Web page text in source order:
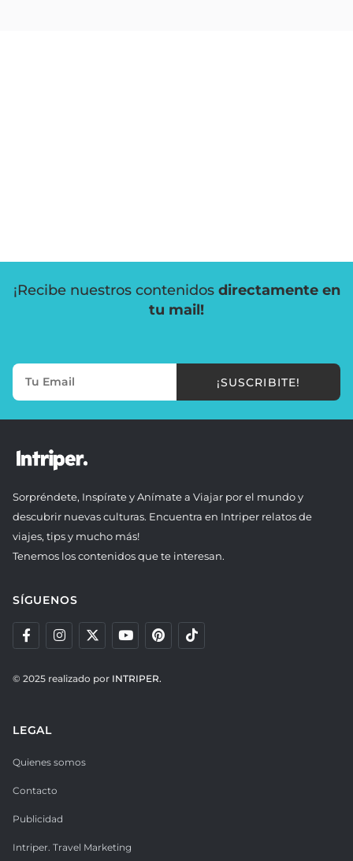
¡Recibe nuestros contenidos directamente en
tu mail!
¡SUSCRIBITE!
Sorpréndete, Inspírate y Anímate a Viajar por el mundo y
descubrir nuevas culturas. Encuentra en Intriper relatos de
viajes, tips y mucho más!
Tenemos los contenidos que te interesan.
SÍGUENOS
© 2025 realizado por INTRIPER.
LEGAL
Quienes somos
Contacto
Publicidad
Intriper. Travel Marketing